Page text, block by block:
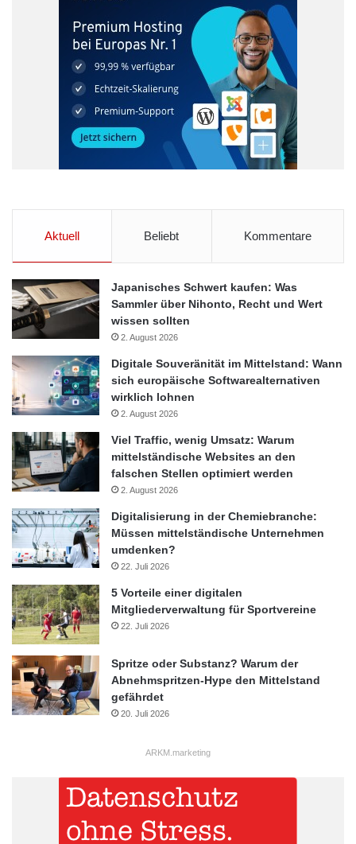
Aktuell Beliebt Kommentare
Japanisches Schwert kaufen: Was
Sammler über Nihonto, Recht und Wert
wissen sollten
2. August 2026
Digitale Souveränität im Mittelstand: Wann
sich europäische Softwarealternativen
wirklich lohnen
2. August 2026
Viel Traffic, wenig Umsatz: Warum
mittelständische Websites an den
falschen Stellen optimiert werden
2. August 2026
Digitalisierung in der Chemiebranche:
Müssen mittelständische Unternehmen
umdenken?
22. Juli 2026
5 Vorteile einer digitalen
Mitgliederverwaltung für Sportvereine
22. Juli 2026
Spritze oder Substanz? Warum der
Abnehmspritzen-Hype den Mittelstand
gefährdet
20. Juli 2026
ARKM.marketing